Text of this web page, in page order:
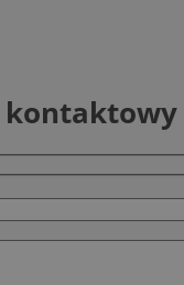
kontaktowy